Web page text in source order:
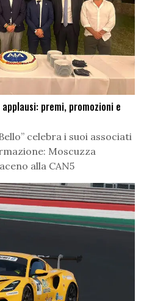
premi, promozioni e
celebra i suoi associati
Moscuzza
alla CAN5